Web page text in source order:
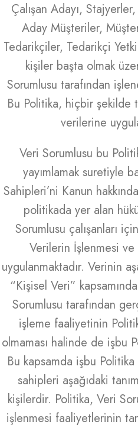
Çalışan Adayı,
Aday Müşteriler,
Tedarikçiler, Tedarikçi
kişiler başta olmak
Sorumlusu tarafından
Bu Politika, hiçbir şekilde
verilerine
Veri Sorumlusu bu
yayımlamak suretiyle
Sahipleri’ni Kanun
politikada yer alan
Sorumlusu çalışanları
Verilerin İşlenmesi ve
uygulanmaktadır. Verinin
“Kişisel Veri”
Sorumlusu tarafından
işleme faaliyetinin
olmaması halinde de işbu
Bu kapsamda işbu
sahipleri aşağıdaki
kişilerdir. Politika, Veri
işlenmesi faaliyetlerinin